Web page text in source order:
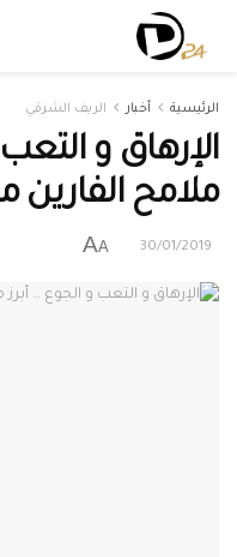
الرئيسية أخبار الريف الشرقي
الإرهاق و
ملامح
30/01/2019
A
A